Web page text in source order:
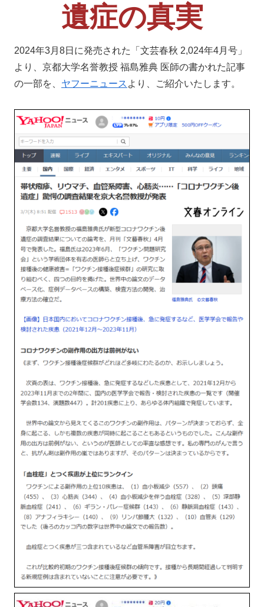
遺症の真実
2024年3月8日に発売された「文芸春秋 2,024年4月号」
より、京都大学名誉教授 福島雅典 医師の書かれた記事
の一部を、 ヤフーニュース より、ご紹介いたします。